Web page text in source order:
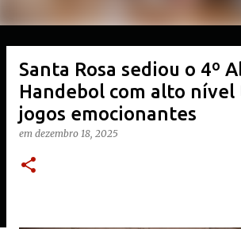
Santa Rosa sediou o 4º
Handebol com alto nível
jogos emocionantes
em dezembro 18, 2025